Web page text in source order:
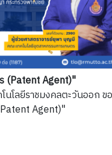
(Patent Agent)"
โลยีราชมงคลตะวันออก ขอ
Agent)"